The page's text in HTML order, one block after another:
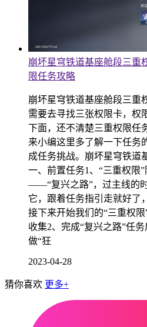
崩坏星穹铁道基座舱段三重
限任务攻略
崩坏星穹铁道基座舱段三重
需要去寻找三张权限卡，权
下面，还不清楚三重权限任
来小编这里多了解一下任务
成任务挑战。崩坏星穹铁道
一、前置任务1、“三重权限
——“复兴之路”，过主线的
它，跟着任务指引走就好了
接下来开始我们的“三重权
收集2、完成“复兴之路”任
做“狂
2023-04-28
猜你喜欢 更多+